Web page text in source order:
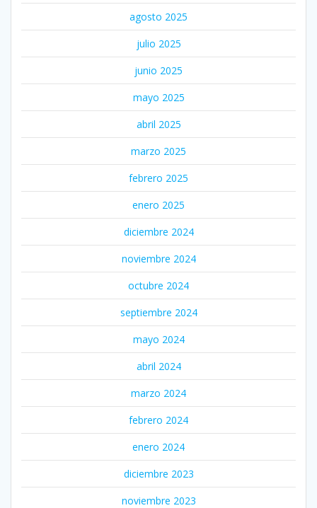
agosto 2025
julio 2025
junio 2025
mayo 2025
abril 2025
marzo 2025
febrero 2025
enero 2025
diciembre 2024
noviembre 2024
octubre 2024
septiembre 2024
mayo 2024
abril 2024
marzo 2024
febrero 2024
enero 2024
diciembre 2023
noviembre 2023